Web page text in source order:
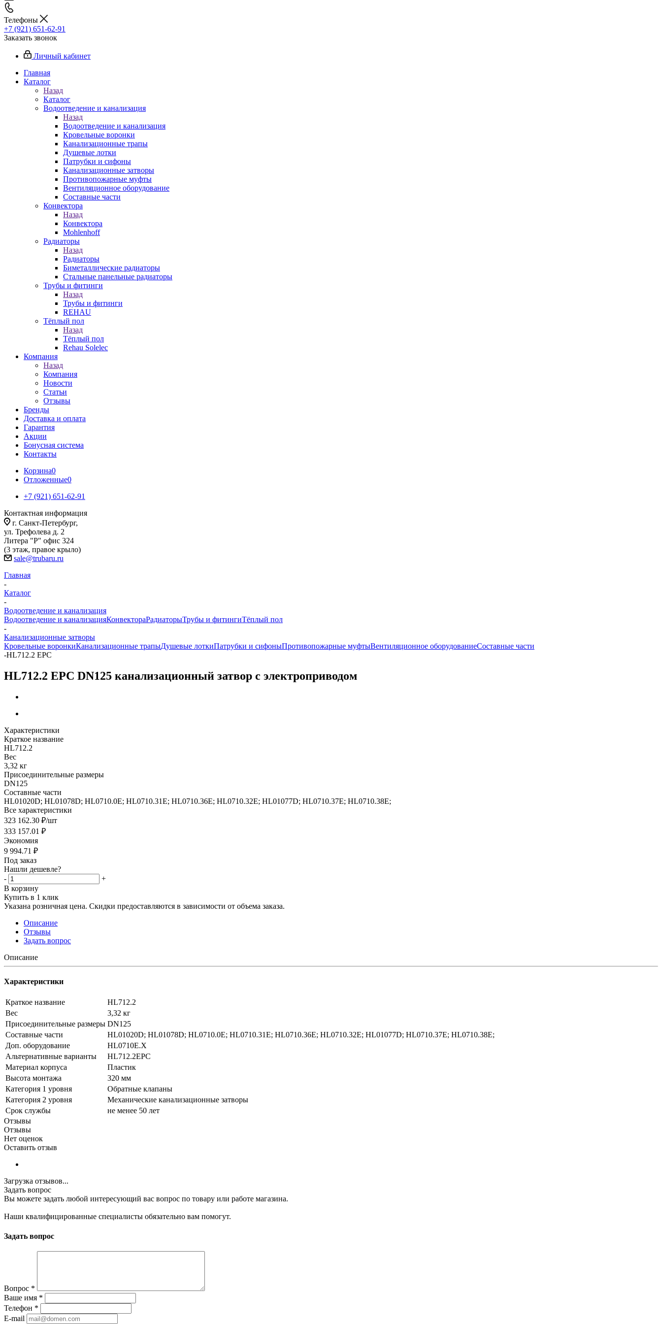
Телефоны
+7 (921) 651-62-91
Заказать звонок
Личный кабинет
Главная
Каталог
Назад
Каталог
Водоотведение и канализация
Назад
Водоотведение и канализация
Кровельные воронки
Канализационные трапы
Душевые лотки
Патрубки и сифоны
Канализационные затворы
Противопожарные муфты
Вентиляционное оборудование
Составные части
Конвектора
Назад
Конвектора
Mohlenhoff
Радиаторы
Назад
Радиаторы
Биметаллические радиаторы
Стальные панельные радиаторы
Трубы и фитинги
Назад
Трубы и фитинги
REHAU
Тёплый пол
Назад
Тёплый пол
Rehau Solelec
Компания
Назад
Компания
Новости
Статьи
Отзывы
Бренды
Доставка и оплата
Гарантия
Акции
Бонусная система
Контакты
Корзина0
Отложенные0
+7 (921) 651-62-91
Контактная информация
г. Санкт-Петербург,
ул. Трефолева д. 2
Литера "Р" офис 324
(3 этаж, правое крыло)
sale@trubaru.ru
Главная
-
Каталог
-
Водоотведение и канализация
Водоотведение и канализацияКонвектораРадиаторыТрубы и фитингиТёплый пол
-
Канализационные затворы
Кровельные воронкиКанализационные трапыДушевые лоткиПатрубки и сифоныПротивопожарные муфтыВентиляционное оборудованиеСоставные части
-HL712.2 EPC
HL712.2 EPC DN125 канализационный затвор с электроприводом
Характеристики
Краткое название
HL712.2
Вес
3,32 кг
Присоединительные размеры
DN125
Составные части
HL01020D; HL01078D; HL0710.0E; HL0710.31E; HL0710.36E; HL0710.32E; HL01077D; HL0710.37E; HL0710.38E;
Все характеристики
323 162.30 ₽/шт
333 157.01 ₽
Экономия
9 994.71 ₽
Под заказ
Нашли дешевле?
-
+
В корзину
Купить в 1 клик
Указана розничная цена. Скидки предоставляются в зависимости от объема заказа.
Описание
Отзывы
Задать вопрос
Описание
Характеристики
Краткое название
HL712.2
Вес
3,32 кг
Присоединительные размеры DN125
Составные части
HL01020D; HL01078D; HL0710.0E; HL0710.31E; HL0710.36E; HL0710.32E; HL01077D; HL0710.37E; HL0710.38E;
Доп. оборудование
HL0710E.X
Альтернативные варианты
HL712.2EPC
Материал корпуса
Пластик
Высота монтажа
320 мм
Категория 1 уровня
Обратные клапаны
Категория 2 уровня
Механические канализационные затворы
Срок службы
не менее 50 лет
Отзывы
Отзывы
Нет оценок
Оставить отзыв
Загрузка отзывов...
Задать вопрос
Вы можете задать любой интересующий вас вопрос по товару или работе магазина.
Наши квалифицированные специалисты обязательно вам помогут.
Задать вопрос
Вопрос *
Ваше имя *
Телефон *
E-mail